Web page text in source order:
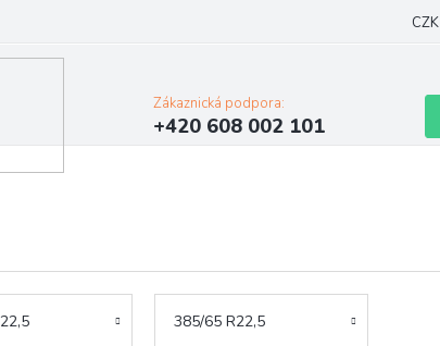
Mapa serveruCZK
Zákaznická podpora:
+420 608 002 101
385/65 R22,5